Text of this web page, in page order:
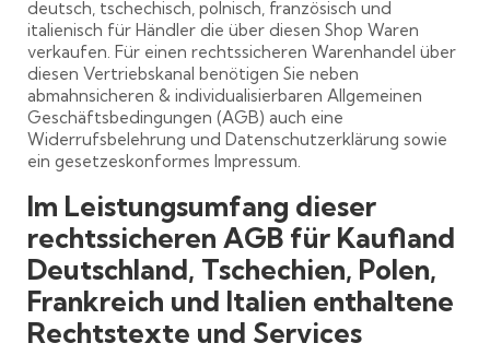
deutsch, tschechisch, polnisch, französisch und
italienisch für Händler die über diesen Shop Waren
verkaufen. Für einen rechtssicheren Warenhandel über
diesen Vertriebskanal benötigen Sie neben
abmahnsicheren & individualisierbaren Allgemeinen
Geschäftsbedingungen (AGB) auch eine
Widerrufsbelehrung und Datenschutzerklärung sowie
ein gesetzeskonformes Impressum.
Im Leistungsumfang dieser
rechtssicheren AGB für Kaufland
Deutschland, Tschechien, Polen,
Frankreich und Italien enthaltene
Rechtstexte und Services